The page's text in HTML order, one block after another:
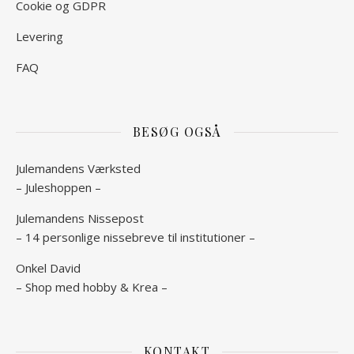
Cookie og GDPR
Levering
FAQ
BESØG OGSÅ
Julemandens Værksted
– Juleshoppen –
Julemandens Nissepost
– 14 personlige nissebreve til institutioner –
Onkel David
– Shop med hobby & Krea –